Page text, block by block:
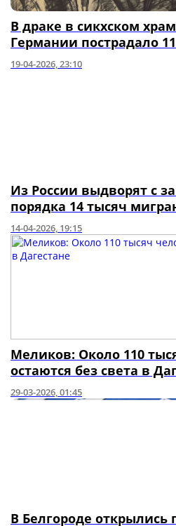
В драке в сикхском
Германии пострадало
19-04-2026, 23:10
Из России выдворят с
порядка 14 тысяч
14-04-2026, 19:15
Меликов: Около 110
остаются без света в
29-03-2026, 01:45
В Белгороде открылись